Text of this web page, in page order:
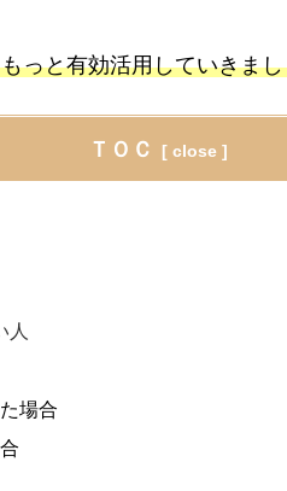
っと有効活用していきま
ＴＯＣ
人
場合